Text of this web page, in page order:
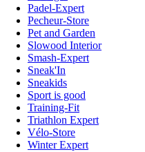
Padel-Expert
Pecheur-Store
Pet and Garden
Slowood Interior
Smash-Expert
Sneak'In
Sneakids
Sport is good
Training-Fit
Triathlon Expert
Vélo-Store
Winter Expert